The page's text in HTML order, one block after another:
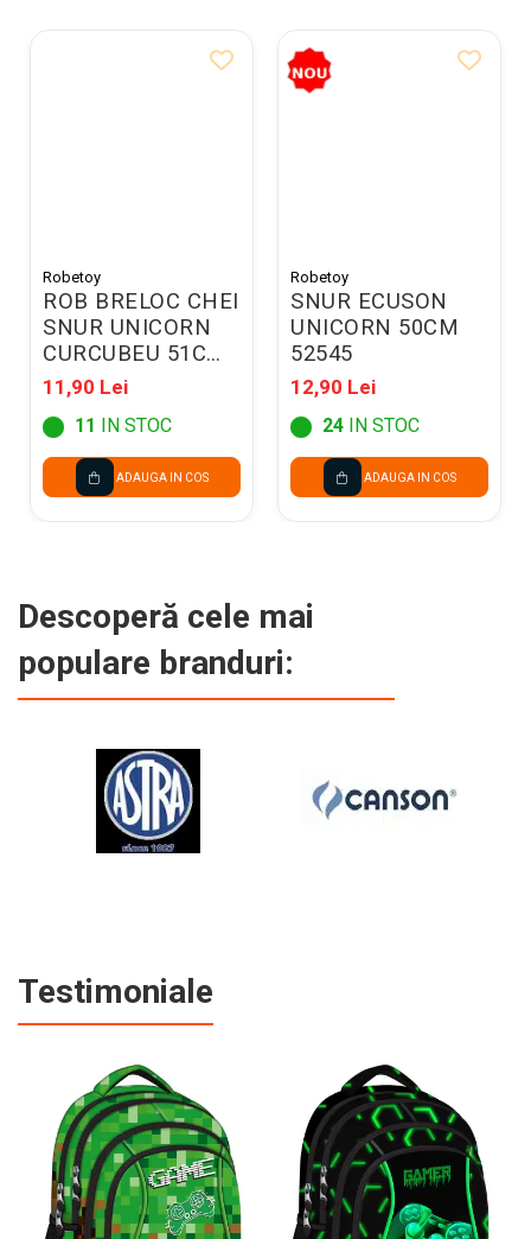
Robetoy
ROB BRELOC CHEI
SNUR UNICORN
CURCUBEU 51CM
52547
11,90 Lei
11 IN STOC
ADAUGA IN COS
Robetoy
SNUR ECUSON
UNICORN 50CM
52545
12,90 Lei
24 IN STOC
ADAUGA IN COS
Descoperă cele mai
populare branduri:
Testimoniale